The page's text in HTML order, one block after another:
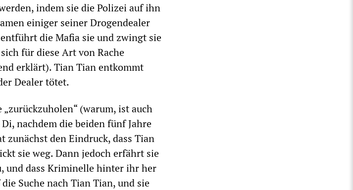
indem sie die Polizei auf ihn
einiger seiner Drogendealer
die Mafia sie und zwingt sie
für diese Art von Rache
erklärt). Tian Tian entkommt
Dealer tötet.
(warum, ist auch
nachdem die beiden fünf Jahre
zunächst den Eindruck, dass Tian
sie weg. Dann jedoch erfährt sie
und dass Kriminelle hinter ihr her
Suche nach Tian Tian, und sie